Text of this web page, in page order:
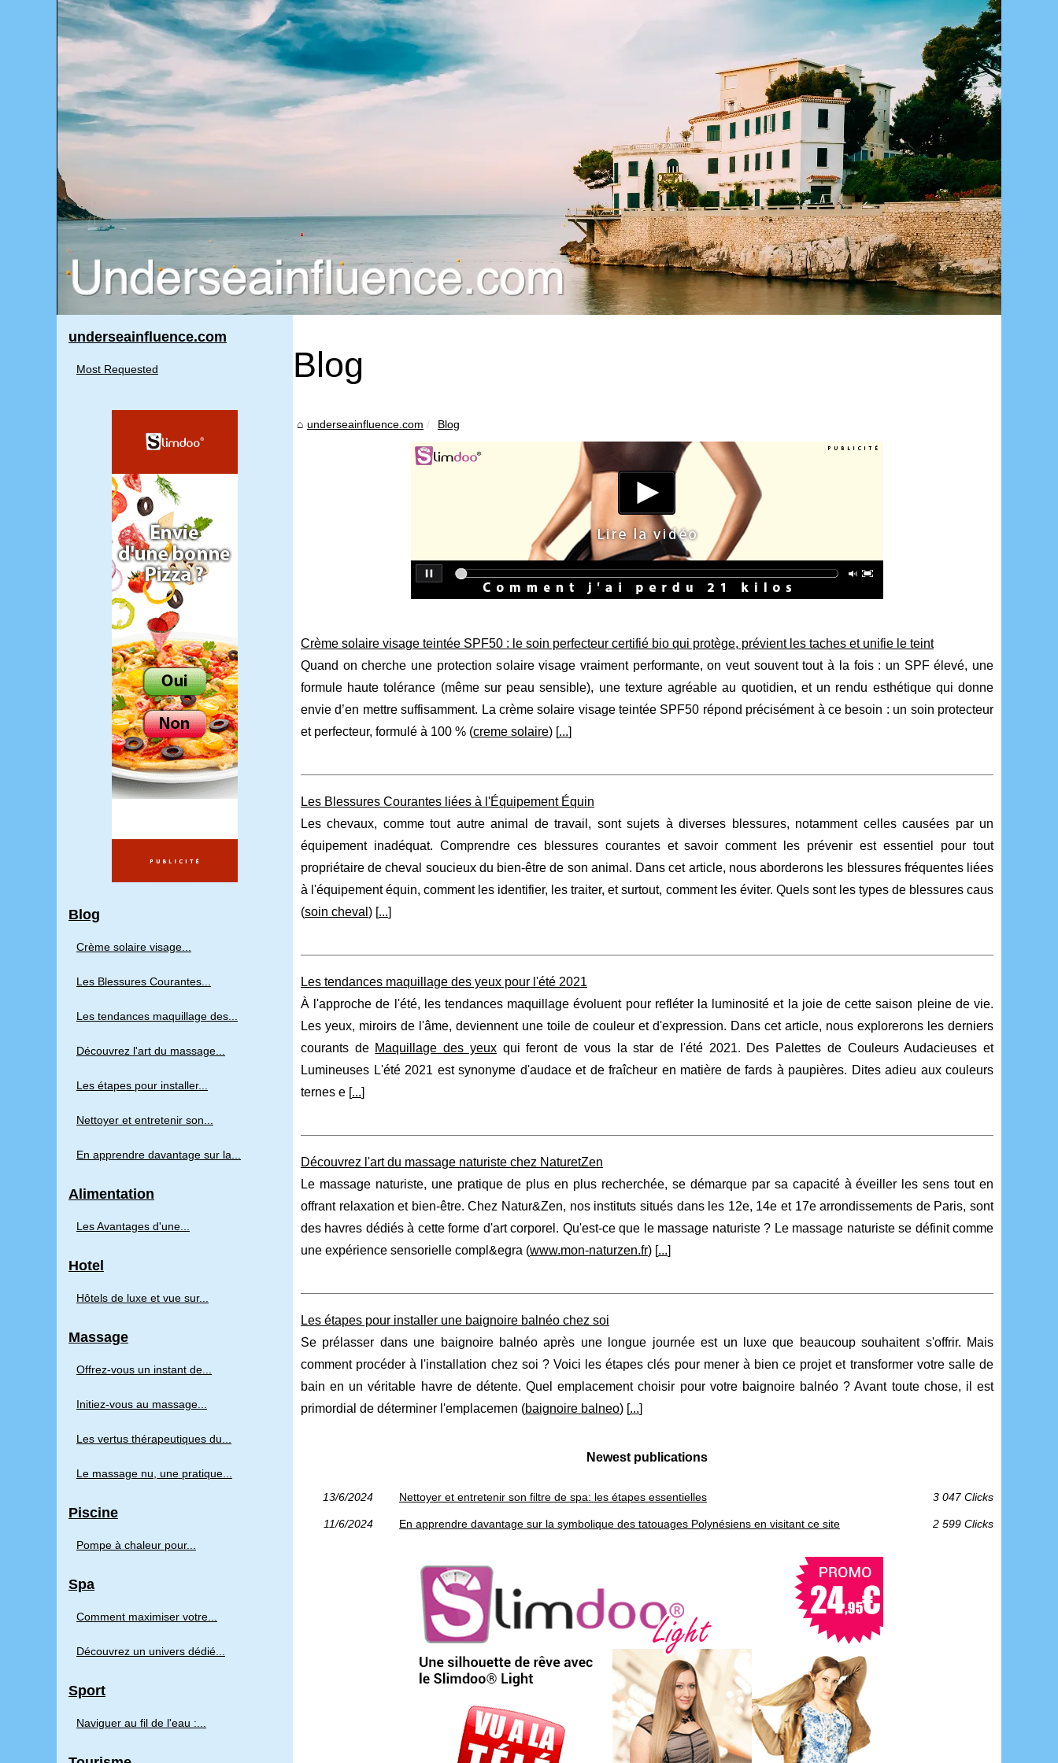
Blog
underseainfluence.com Blog
Crème solaire visage teintée SPF50 : le soin perfecteur certifié bio qui protège, prévient les taches et unifie le teint
Quand on cherche une protection solaire visage vraiment performante, on veut souvent tout à la fois : un SPF élevé, une
formule haute tolérance (même sur peau sensible), une texture agréable au quotidien, et un rendu esthétique qui donne
envie d’en mettre suffisamment. La crème solaire visage teintée SPF50 répond précisément à ce besoin : un soin protecteur
et perfecteur, formulé à 100 % (creme solaire) [...]
Les Blessures Courantes liées à l'Équipement Équin
Les chevaux, comme tout autre animal de travail, sont sujets à diverses blessures, notamment celles causées par un
équipement inadéquat. Comprendre ces blessures courantes et savoir comment les prévenir est essentiel pour tout
propriétaire de cheval soucieux du bien-être de son animal. Dans cet article, nous aborderons les blessures fréquentes liées
à l'équipement équin, comment les identifier, les traiter, et surtout, comment les éviter. Quels sont les types de blessures caus
(soin cheval ) [...]
Les tendances maquillage des yeux pour l'été 2021
À l'approche de l'été, les tendances maquillage évoluent pour refléter la luminosité et la joie de cette saison pleine de vie.
Les yeux, miroirs de l'âme, deviennent une toile de couleur et d'expression. Dans cet article, nous explorerons les derniers
courants de Maquillage des yeuxqui feront de vous la star de l'été 2021. Des Palettes de Couleurs Audacieuses et
Lumineuses L'été 2021 est synonyme d'audace et de fraîcheur en matière de fards à paupières. Dites adieu aux couleurs
ternes e [...]
Découvrez l'art du massage naturiste chez NaturetZen
Le massage naturiste, une pratique de plus en plus recherchée, se démarque par sa capacité à éveiller les sens tout en
offrant relaxation et bien-être. Chez Natur&Zen, nos instituts situés dans les 12e, 14e et 17e arrondissements de Paris, sont
des havres dédiés à cette forme d'art corporel. Qu'est-ce que le massage naturiste ? Le massage naturiste se définit comme
une expérience sensorielle compl&egra (www.mon-naturzen.fr) [...]
Les étapes pour installer une baignoire balnéo chez soi
Se prélasser dans une baignoire balnéo après une longue journée est un luxe que beaucoup souhaitent s'offrir. Mais
comment procéder à l'installation chez soi ? Voici les étapes clés pour mener à bien ce projet et transformer votre salle de
bain en un véritable havre de détente. Quel emplacement choisir pour votre baignoire balnéo ? Avant toute chose, il est
primordial de déterminer l'emplacemen (baignoire balneo) [...]
Newest publications
13/6/2024 Nettoyer et entretenir son filtre de spa: les étapes essentielles 3 047 Clicks
11/6/2024 En apprendre davantage sur la symbolique des tatouages Polynésiens en visitant ce site 2 599 Clicks
underseainfluence.com
Most Requested
Blog
Crème solaire visage...
Les Blessures Courantes...
Les tendances maquillage des...
Découvrez l'art du massage...
Les étapes pour installer...
Nettoyer et entretenir son...
En apprendre davantage sur la...
Alimentation
Les Avantages d'une...
Hotel
Hôtels de luxe et vue sur...
Massage
Offrez-vous un instant de...
Initiez-vous au massage...
Les vertus thérapeutiques du...
Le massage nu, une pratique...
Piscine
Pompe à chaleur pour...
Spa
Comment maximiser votre...
Découvrez un univers dédié...
Sport
Naviguer au fil de l'eau :...